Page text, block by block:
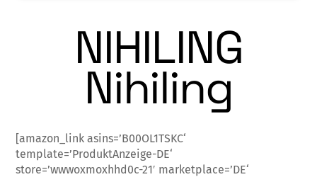
NIHILING
Nihiling
[amazon_link asins=’B00OL1TSKC‘
template=’ProduktAnzeige-DE‘
store=’wwwoxmoxhhd0c-21′ marketplace=’DE‘